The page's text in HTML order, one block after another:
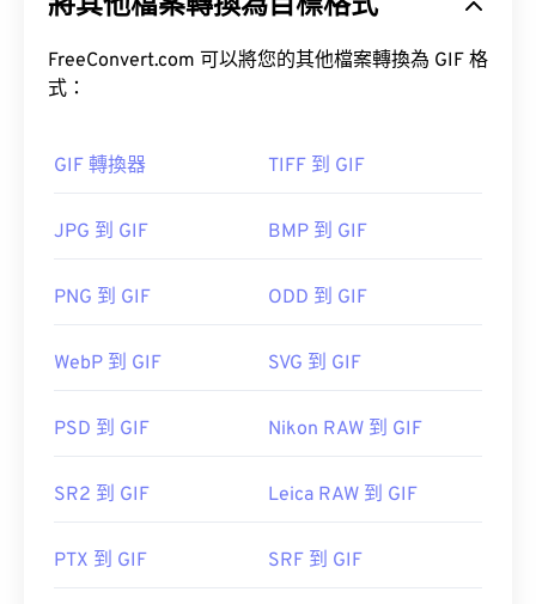
Sony提供 Sony® RAW 驅動程式作為開啟 ARW 檔
案的預設程式。它允許您在 Microsoft Windows 作業
系統 (OS) 上像查看 JPEG 檔案一樣查看 ARW 檔
Photoshop
檢視 ARW 檔案。
ARW 轉 JPG
開發人員：
首次發布：1990
href="https://support.d-
GIF 最常見的用途是以動畫形式出現在廣告、社群媒
體上的情緒回覆和表情符號中，這些內容經常在網路
幾乎所有網頁瀏覽器都支援 GIF，這使其比其他圖像
果行動裝置（包括 iPhone 和 iPad）上打開，這使得
器和作業系統上輕鬆開啟。
Photoshop
Photoshop Elements
FreeConvert.com 可以將您的其他檔案轉換為 GIF 格
式：
GIF 轉換器 TIFF 到 GIF
JPG 到 GIF BMP 到 GIF
PNG 到 GIF ODD 到 GIF
WebP 到 GIF SVG 到 GIF
PSD 到 GIF Nikon RAW 到 GIF
SR2 到 GIF Leica RAW 到 GIF
PTX 到 GIF SRF 到 GIF